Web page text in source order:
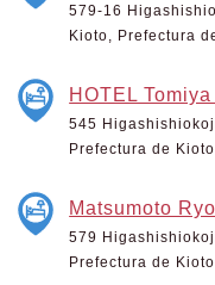
579-16
Kioto, Prefectura
HOTEL Tomiya
545
Prefectura de Kioto
Matsumoto
579
Prefectura de Kioto